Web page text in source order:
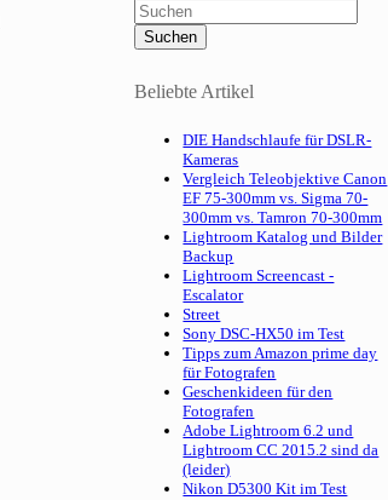
Beliebte Artikel
DIE Handschlaufe für DSLR-
Kameras
Vergleich Teleobjektive Canon
EF 75-300mm vs. Sigma 70-
300mm vs. Tamron 70-300mm
Lightroom Katalog und Bilder
Backup
Lightroom Screencast -
Escalator
Street
Sony DSC-HX50 im Test
Tipps zum Amazon prime day
für Fotografen
Geschenkideen für den
Fotografen
Adobe Lightroom 6.2 und
Lightroom CC 2015.2 sind da
(leider)
Nikon D5300 Kit im Test